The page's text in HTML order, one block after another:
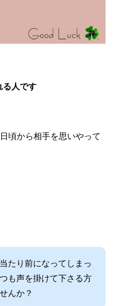
る人です
頃から相手を思いやって
たり前になってしまっ
も声を掛けて下さる方
んか？